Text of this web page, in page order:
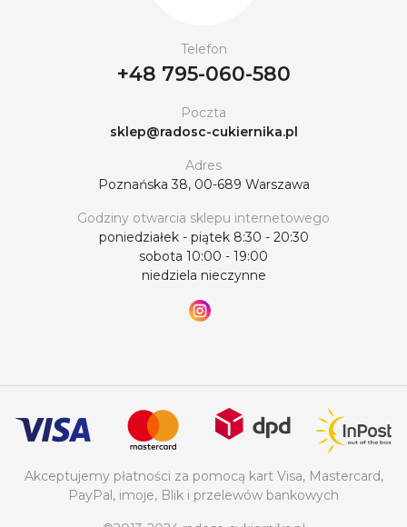
Telefon
+48 795-060-580
Poczta
sklep@radosc-cukiernika.pl
Adres
Poznańska 38, 00-689 Warszawa
Godziny otwarcia sklepu internetowego
poniedziałek - piątek 8:30 - 20:30
sobota 10:00 - 19:00
niedziela nieczynne
Akceptujemy płatności za pomocą kart Visa, Mastercard,
PayPal, imoje, Blik i przelewów bankowych